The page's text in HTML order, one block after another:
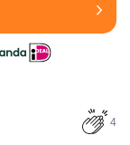
4